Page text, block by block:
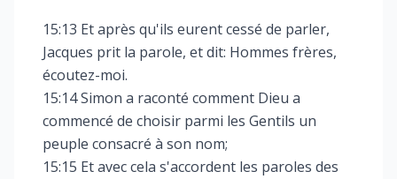
15:13 Et après qu'ils eurent cessé de parler,
Jacques prit la parole, et dit: Hommes frères,
écoutez-moi.
15:14 Simon a raconté comment Dieu a
commencé de choisir parmi les Gentils un
peuple consacré à son nom;
15:15 Et avec cela s'accordent les paroles des